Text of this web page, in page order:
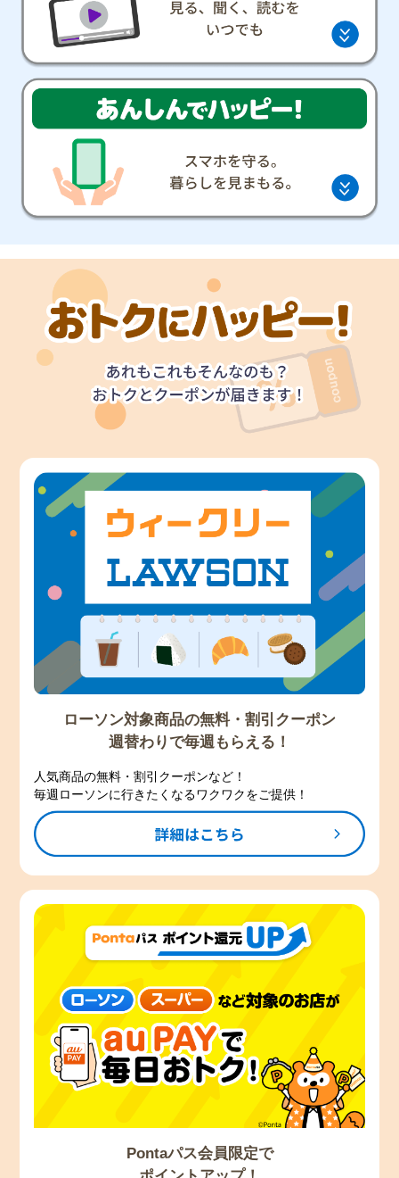
ローソン対象商品の無料・割引クーポン
週替わりで毎週もらえる！
人気商品の無料・割引クーポンなど！
毎週ローソンに行きたくなるワクワクをご提供！
Pontaパス会員限定で